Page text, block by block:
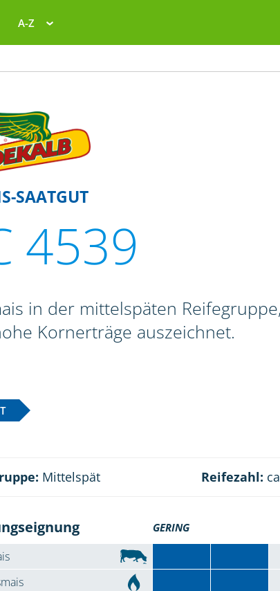
A-Z
SAATGUT
4539
in der mittelspäten
Kornerträge auszeichnet.
Mittelspät Reifezahl:
GERING